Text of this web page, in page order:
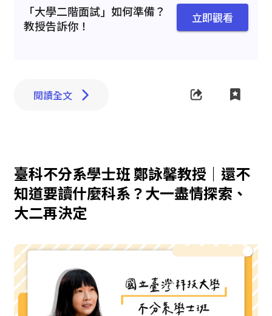
「大學二階面試」如何準備？
教授告訴你！
立即觀看
閱讀全文
臺科不分系學士班 鄭詠馨教授｜還不
知道要讀什麼科系？大一盡情探索、
大二再決定